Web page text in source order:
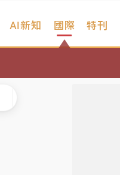
AI新知 國際 特刊